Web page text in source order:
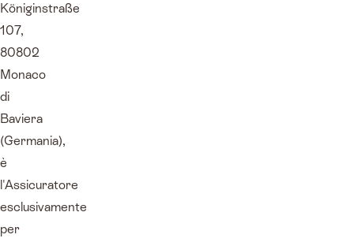
Königinstraße
107,
80802
Monaco
di
Baviera
(Germania),
è
l'Assicuratore
esclusivamente
per